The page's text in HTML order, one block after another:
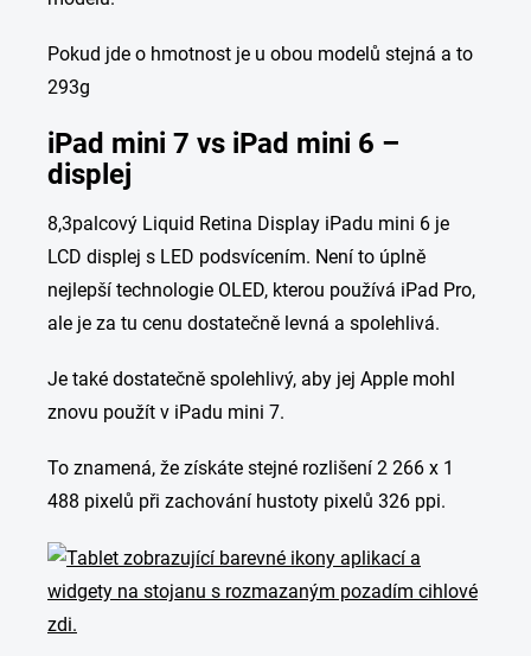
Pokud jde o hmotnost je u obou modelů stejná a to
293g
iPad mini 7 vs iPad mini 6 –
displej
8,3palcový Liquid Retina Display iPadu mini 6 je
LCD displej s LED podsvícením. Není to úplně
nejlepší technologie OLED, kterou používá iPad Pro,
ale je za tu cenu dostatečně levná a spolehlivá.
Je také dostatečně spolehlivý, aby jej Apple mohl
znovu použít v iPadu mini 7.
To znamená, že získáte stejné rozlišení 2 266 x 1
488 pixelů při zachování hustoty pixelů 326 ppi.